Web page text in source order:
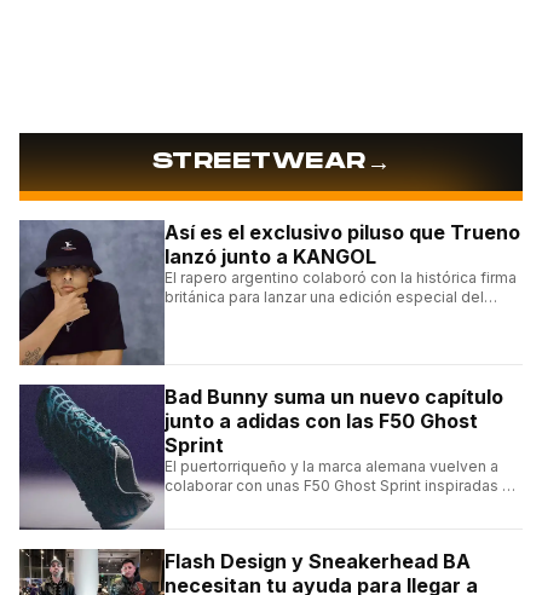
STREETWEAR→
Así es el exclusivo piluso que Trueno
lanzó junto a KANGOL
El rapero argentino colaboró con la histórica firma
británica para lanzar una edición especial del
Bad Bunny suma un nuevo capítulo
junto a adidas con las F50 Ghost
Sprint
El puertorriqueño y la marca alemana vuelven a
colaborar con unas F50 Ghost Sprint inspiradas en
Flash Design y Sneakerhead BA
necesitan tu ayuda para llegar a